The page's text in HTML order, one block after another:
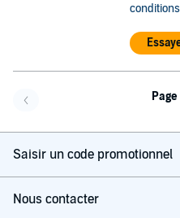
Saisir un code promotionnel
Nous contacter